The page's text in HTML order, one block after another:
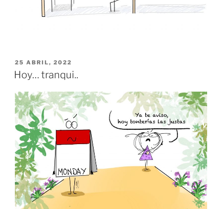
PUBLICADO
EL
25 ABRIL, 2022
Hoy… tranqui..